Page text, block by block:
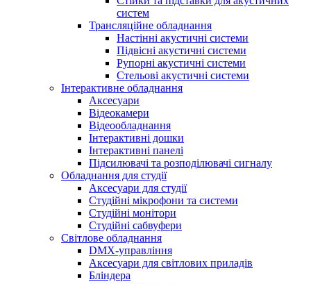
систем
Трансляційне обладнання
Настінні акустичні системи
Підвісні акустичні системи
Рупорні акустичні системи
Стельові акустичні системи
Інтерактивне обладнання
Аксесуари
Відеокамери
Відеообладнання
Інтерактивні дошки
Інтерактивні панелі
Підсилювачі та розподілювачі сигналу
Обладнання для студії
Аксесуари для студії
Студійні мікрофони та системи
Студійні монітори
Студійні сабвуфери
Світлове обладнання
DMX-управління
Аксесуари для світлових приладів
Бліндера